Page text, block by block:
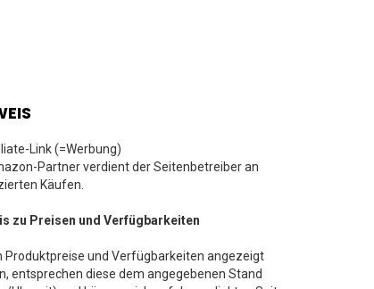
Link (=Werbung)
Partner verdient der Seitenbetreiber an
Käufen.
zu Preisen und Verfügbarkeiten
Produktpreise und Verfügbarkeiten angezeigt
entsprechen diese dem angegebenen Stand